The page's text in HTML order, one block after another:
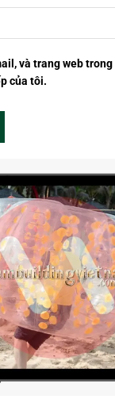
và trang web
của tôi.